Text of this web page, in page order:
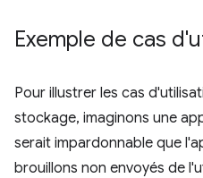
Exemple de cas
Pour illustrer les cas
stockage, imaginons une
serait impardonnable que
brouillons non envoyés de